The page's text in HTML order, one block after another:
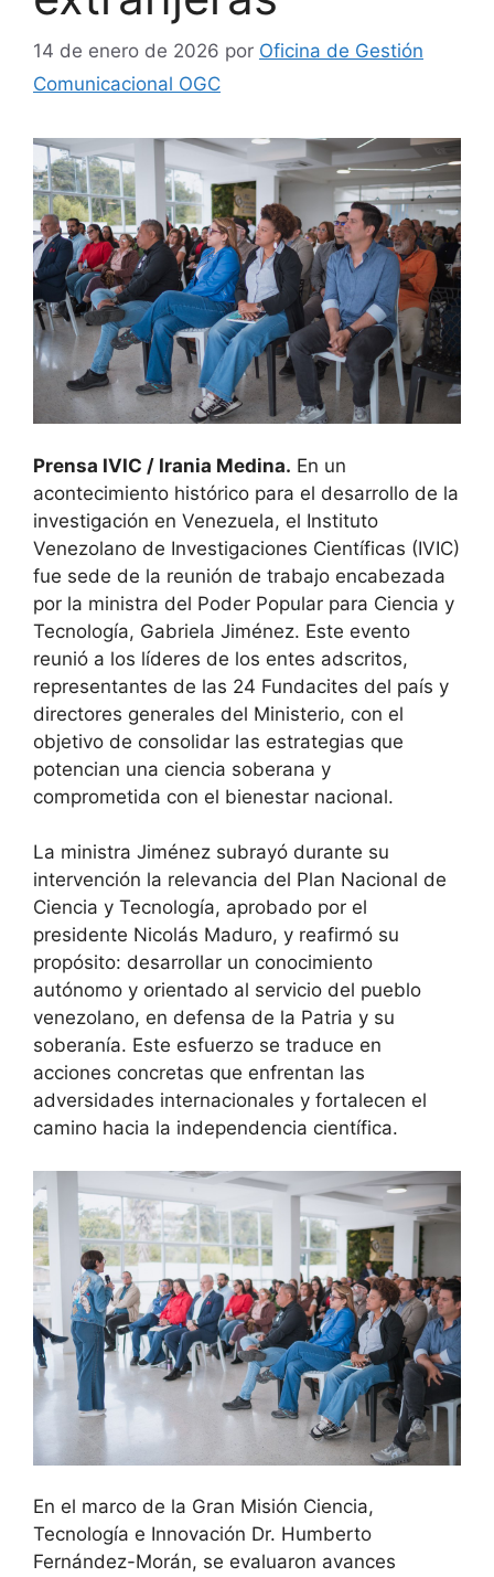
14 de enero de 2026 por Oficina de Gestión
Comunicacional OGC
Prensa IVIC / Irania Medina. En un
acontecimiento histórico para el desarrollo de la
investigación en Venezuela, el Instituto
Venezolano de Investigaciones Científicas (IVIC)
fue sede de la reunión de trabajo encabezada
por la ministra del Poder Popular para Ciencia y
Tecnología, Gabriela Jiménez. Este evento
reunió a los líderes de los entes adscritos,
representantes de las 24 Fundacites del país y
directores generales del Ministerio, con el
objetivo de consolidar las estrategias que
potencian una ciencia soberana y
comprometida con el bienestar nacional.
La ministra Jiménez subrayó durante su
intervención la relevancia del Plan Nacional de
Ciencia y Tecnología, aprobado por el
presidente Nicolás Maduro, y reafirmó su
propósito: desarrollar un conocimiento
autónomo y orientado al servicio del pueblo
venezolano, en defensa de la Patria y su
soberanía. Este esfuerzo se traduce en
acciones concretas que enfrentan las
adversidades internacionales y fortalecen el
camino hacia la independencia científica.
En el marco de la Gran Misión Ciencia,
Tecnología e Innovación Dr. Humberto
Fernández-Morán, se evaluaron avances